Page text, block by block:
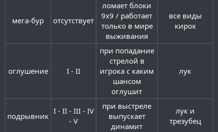
мега-бур​ отсутствует​
ломает блоки
9x9 / работает
только в мире
выживания​
все виды
кирок​
оглушение​ I - II​
при попадание
стрелой в
игрока с каким
шансом
оглушит​
лук​
подрывник​
I - II - III - IV
- V​
при выстреле
выпускает
динамит​
лук и
трезубец​